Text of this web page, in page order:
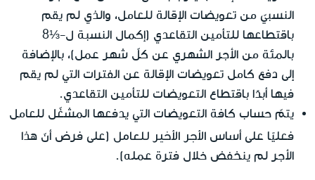
النسبيّ من تعويضات الإقالة للعامل، والذي لم يقم
باقتطاعها للتأمين التقاعدي (إكمال النسبة ل-⅓8
بالمئة من الأجر الشهري عن كلّ شهر عمل)، بالإضافة
إلى دفع كامل تعويضات الإقالة عن الفترات التي لم يقم
فيها أبدًا باقتطاع التعويضات للتأمين التقاعدي.
يتمّ حساب كافة التعويضات التي يدفعها المشغّل للعامل
فعليًا على أساس الأجر الأخير للعامل
(على فرض أنّ هذا
الأجر لم ينخفض خلال فترة عمله).